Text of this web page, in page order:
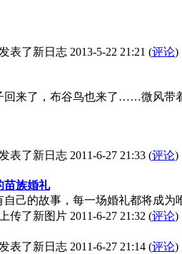
发表了新日志 2013-5-22 21:21 (评论)
回来了，布谷鸟也来了……微风带
发表了新日志 2011-6-27 21:33 (评论)
苗族婚礼
自己的故事，每一场婚礼都将成
上传了新图片 2011-6-27 21:32 (评论)
发表了新日志 2011-6-27 21:14 (评论)